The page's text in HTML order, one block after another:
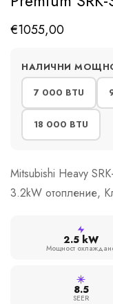
€1055,00
НАЛИЧНИ
7 000 BTU
18 000 BTU
Mitsubishi Heavy
3.2kW отопление,
2.5 kW
Мощност
8.5
SEER